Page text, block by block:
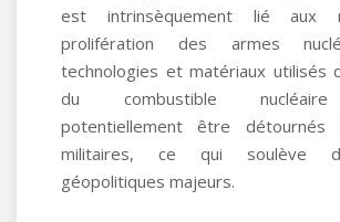
est intrinsèquement lié aux
prolifération des armes
technologies et matériaux utilisés
du combustible
potentiellement être
militaires, ce qui soulève
géopolitiques majeurs.